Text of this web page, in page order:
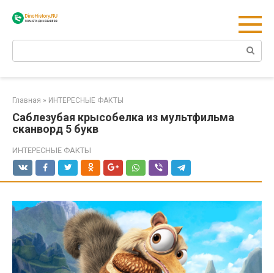
Главная » ИНТЕРЕСНЫЕ ФАКТЫ
Саблезубая крысобелка из мультфильма
сканворд 5 букв
ИНТЕРЕСНЫЕ ФАКТЫ